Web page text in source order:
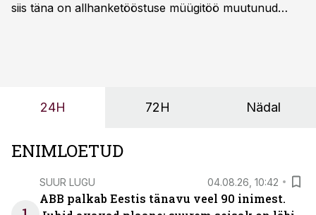
siis täna on allhanketööstuse müügitöö muutunud
24H 72H Nädal
ENIMLOETUD
SUUR LUGU 04.08.26, 10:42
ABB palkab Eestis tänavu veel 90 inimest.